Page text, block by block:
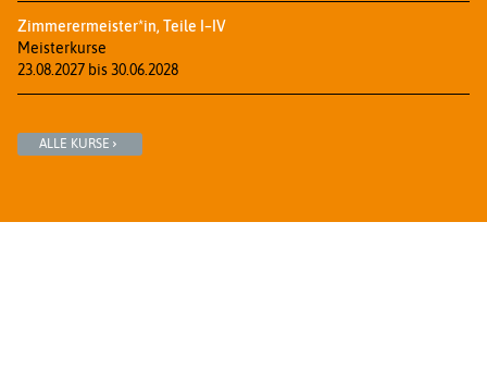
Zimmerermeister*in, Teile I–IV
Meisterkurse
23.08.2027 bis 30.06.2028
ALLE KURSE